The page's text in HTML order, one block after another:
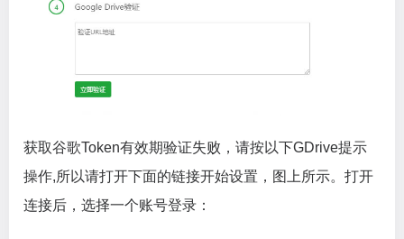
获取谷歌Token有效期验证失败，请按以下GDrive提示
操作,所以请打开下面的链接开始设置，图上所示。打开
连接后，选择一个账号登录：